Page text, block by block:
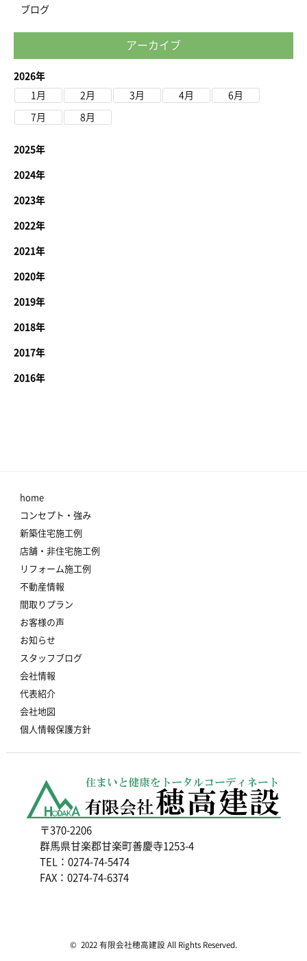
ブログ
アーカイブ
2026年
1月
2月 3月 4月 6月
7月 8月
2025年
2024年
2023年
2022年
2021年
2020年
2019年
2018年
2017年
2016年
home
コンセプト・強み
新築住宅施工例
店舗・非住宅施工例
リフォーム施工例
不動産情報
間取りプラン
お客様の声
お知らせ
スタッフブログ
会社情報
代表紹介
会社地図
個人情報保護方針
〒370-2206
群馬県甘楽郡甘楽町善慶寺1253-4
TEL：0274-74-5474
FAX：0274-74-6374
© 2022 有限会社穂高建設 All Rights Reserved.